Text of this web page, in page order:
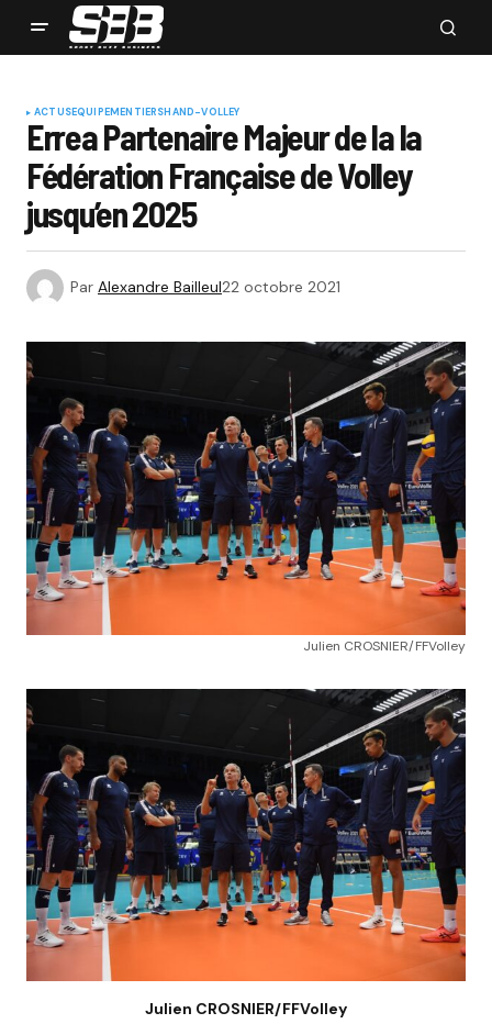
ACTUSEQUIPEMENTIERSHAND-VOLLEY
Errea Partenaire Majeur de la la
Fédération Française de Volley
jusqu’en 2025
Par Alexandre Bailleul22 octobre 2021
Julien CROSNIER/FFVolley
Julien CROSNIER/FFVolley